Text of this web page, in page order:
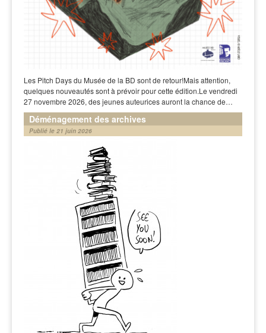
Les Pitch Days du Musée de la BD sont de retour!Mais attention,
quelques nouveautés sont à prévoir pour cette édition.Le vendredi
27 novembre 2026, des jeunes auteurices auront la chance de…
Déménagement des archives
Publié le 21 juin 2026